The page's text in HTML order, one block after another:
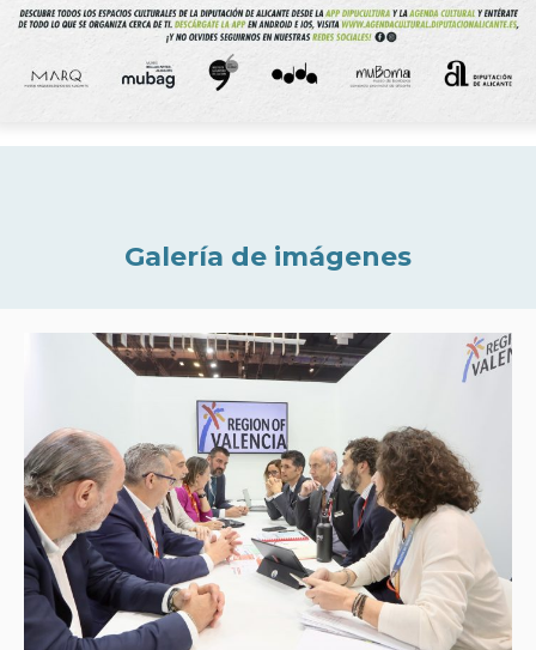
Galería de imágenes